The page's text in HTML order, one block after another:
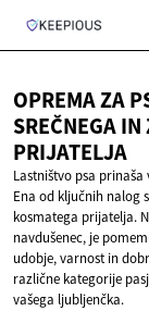
OPREMA ZA
SREČNEGA
PRIJATELJA
Lastništvo psa
Ena od ključnih nalog
kosmatega prijatelja.
navdušenec, je
udobje, varnost in
različne kategorije
vašega ljubljenčka.